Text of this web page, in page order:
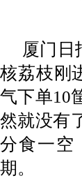
厦门日
核荔枝刚
气下单10
然就没有
分食一空
期。